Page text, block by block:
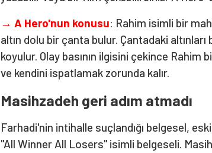
→ A Hero'nun konusu: Rahim isimli bir
altın dolu bir çanta bulur. Çantadaki
koyulur. Olay basının ilgisini çekince Rahim
ve kendini ispatlamak zorunda kalır.
Masihzadeh geri adım atmadı
Farhadi'nin intihalle suçlandığı belgesel,
"All Winner All Losers" isimli belgeseli.